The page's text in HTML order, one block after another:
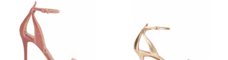
SECURE WEB SSL CERTIFICATE